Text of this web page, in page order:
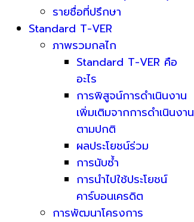
รายชื่อที่ปรึกษา
Standard T-VER
ภาพรวมกลไก
Standard T-VER คือ
อะไร
การพิสูจน์การดำเนินงาน
เพิ่มเติมจากการดำเนินงาน
ตามปกติ
ผลประโยชน์ร่วม
การนับซ้ำ
การนำไปใช้ประโยชน์
คาร์บอนเครดิต
การพัฒนาโครงการ